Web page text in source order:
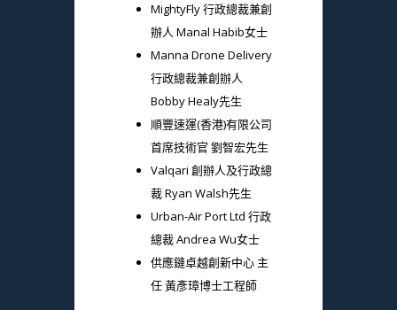
MightyFly 行政總裁兼創
辦人 Manal Habib女士
Manna Drone Delivery
行政總裁兼創辦人
Bobby Healy先生
順豐速運(香港)有限公司
首席技術官 劉智宏先生
Valqari 創辦人及行政總
裁Ryan Walsh先生
Urban-Air Port Ltd 行政
總裁 Andrea Wu女士
供應鏈卓越創新中心 主
任 黃彥璋博士工程師